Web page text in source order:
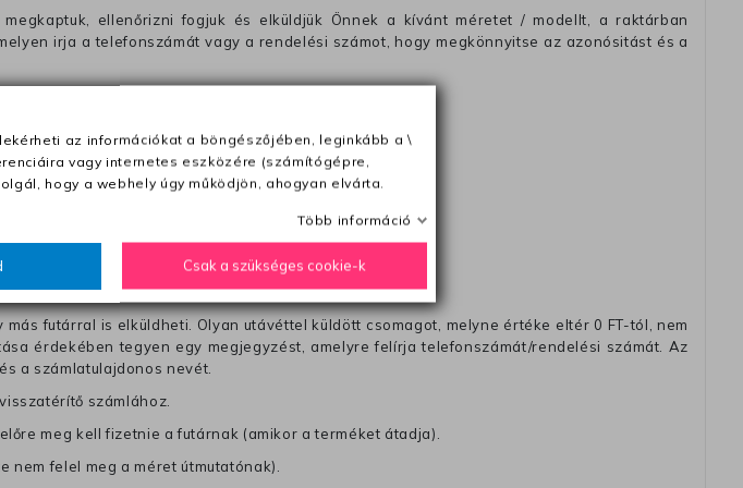
ellenőrizni fogjuk és elküldjük Önnek a kívánt méretet / modellt, a raktárban
irja a telefonszámát vagy a rendelési számot, hogy megkönnyitse az azonósitást és a
!!
/ sms-ben történő megerősítésétől számítva
futárral is elküldheti. Olyan utávéttel küldött csomagot, melyne értéke eltér 0 FT-tól, nem
érdekében tegyen egy megjegyzést, amelyre felírja telefonszámát/rendelési számát. Az
a számlatulajdonos nevét.
számlához.
meg kell fizetnie a futárnak (amikor a terméket átadja).
felel meg a méret útmutatónak).
az információkat a böngészőjében, leginkább a \
vagy internetes eszközére (számítógépre,
hogy a webhely úgy működjön, ahogyan elvárta.
Több információ
Csak a szükséges cookie-k